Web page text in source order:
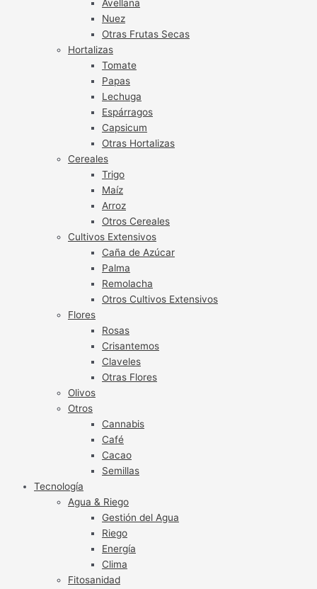
Avellana
Nuez
Otras Frutas Secas
Hortalizas
Tomate
Papas
Lechuga
Espárragos
Capsicum
Otras Hortalizas
Cereales
Trigo
Maíz
Arroz
Otros Cereales
Cultivos Extensivos
Caña de Azúcar
Palma
Remolacha
Otros Cultivos Extensivos
Flores
Rosas
Crisantemos
Claveles
Otras Flores
Olivos
Otros
Cannabis
Café
Cacao
Semillas
Tecnología
Agua & Riego
Gestión del Agua
Riego
Energía
Clima
Fitosanidad